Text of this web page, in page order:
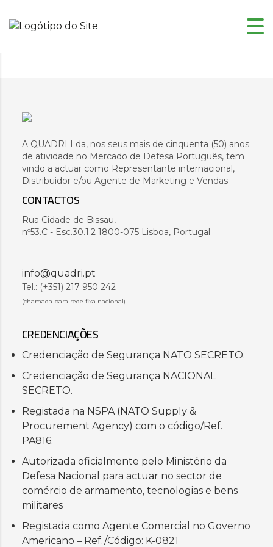
A QUADRI Lda, nos seus mais de cinquenta (50) anos
de atividade no Mercado de Defesa Português, tem
vindo a actuar como Representante internacional,
Distribuidor e/ou Agente de Marketing e Vendas
CONTACTOS
Rua Cidade de Bissau,
nº53.C - Esc.30.1.2 1800-075 Lisboa, Portugal
info@quadri.pt
Tel.: (+351) 217 950 242
(chamada para rede fixa nacional)
CREDENCIAÇÕES
Credenciação de Segurança NATO SECRETO.
Credenciação de Segurança NACIONAL
SECRETO.
Registada na NSPA (NATO Supply &
Procurement Agency) com o código/Ref.
PA816.
Autorizada oficialmente pelo Ministério da
Defesa Nacional para actuar no sector de
comércio de armamento, tecnologias e bens
militares
Registada como Agente Comercial no Governo
Americano – Ref./Código: K-0821